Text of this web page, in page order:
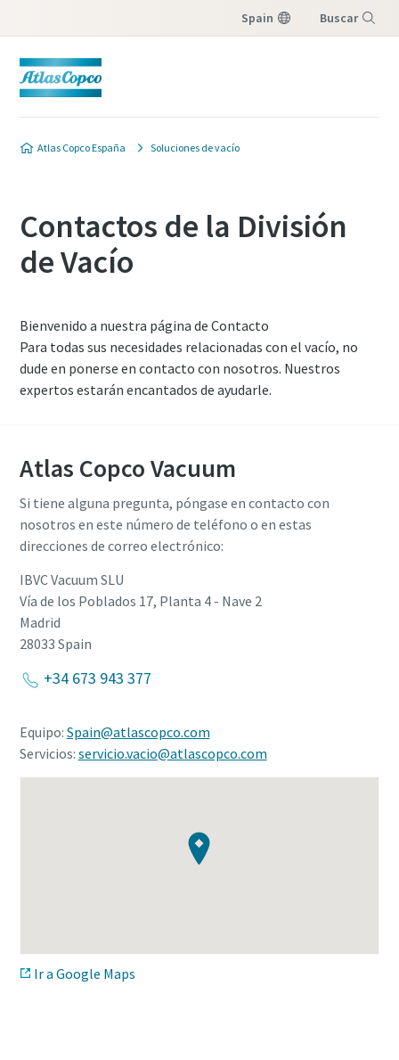
Spain Buscar
Atlas Copco España Soluciones de vacío
Contactos de la División
de Vacío
Bienvenido a nuestra página de Contacto
Para todas sus necesidades relacionadas con el vacío, no
dude en ponerse en contacto con nosotros. Nuestros
expertos estarán encantados de ayudarle.
Atlas Copco Vacuum
Si tiene alguna pregunta, póngase en contacto con
nosotros en este número de teléfono o en estas
direcciones de correo electrónico:
IBVC Vacuum SLU
Vía de los Poblados 17, Planta 4 - Nave 2
Madrid
28033 Spain
+34 673 943 377
Equipo: Spain@atlascopco.com
Servicios: servicio.vacio@atlascopco.com
Ir a Google Maps